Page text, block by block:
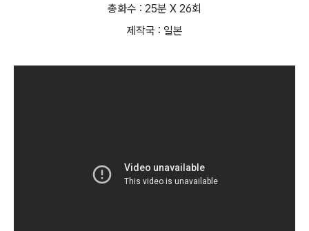
총화수 : 25분 X 26회
제작국 : 일본